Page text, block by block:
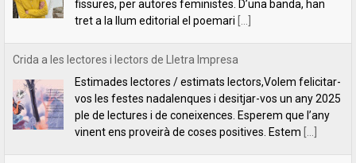
vinent ens proveirà de coses positives. Estem [...]
Indilletres, una cita indefugible
Aquest cap de setmana hem estat a la Bisbal
d’Empordà, a la fira del llibre Indilletres. És la cinquena
vegada que hi participem. De Gandia –el bressol dels
clàssics de[...]
Lletra Impresa Edicions participa en la 28 edició de la Fira del Llibre